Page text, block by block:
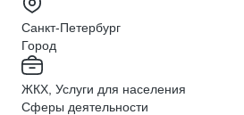
Санкт-Петербург
Город
ЖКХ, Услуги для населения
Сферы деятельности